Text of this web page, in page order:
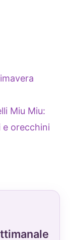
Miu Miu:
e orecchini